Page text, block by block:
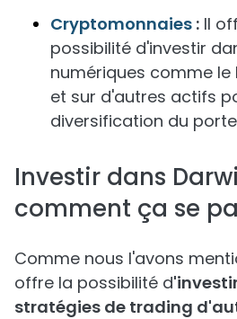
Cryptomonnaies : Il
possibilité d'investir
numériques comme le
et sur d'autres actifs
diversification du
Investir dans
comment ça se
Comme nous l'avons
offre la possibilité d
stratégies de trading